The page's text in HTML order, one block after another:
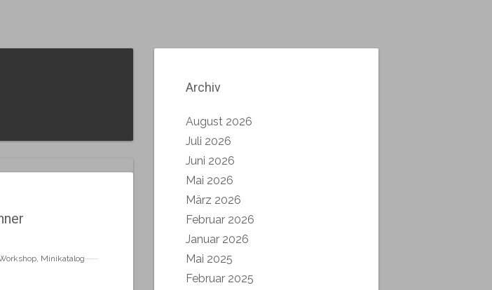
, Minikatalog
Archiv
August 2026
Juli 2026
Juni 2026
Mai 2026
März 2026
Februar 2026
Januar 2026
Mai 2025
Februar 2025